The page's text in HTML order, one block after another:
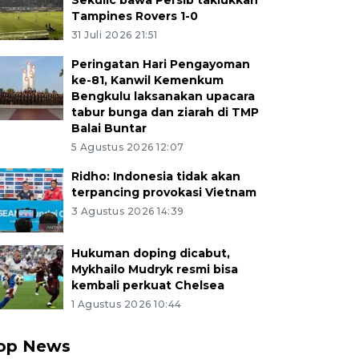
Tampines Rovers 1-0
31 Juli 2026 21:51
Peringatan Hari Pengayoman
ke-81, Kanwil Kemenkum
Bengkulu laksanakan upacara
tabur bunga dan ziarah di TMP
Balai Buntar
5 Agustus 2026 12:07
Ridho: Indonesia tidak akan
terpancing provokasi Vietnam
3 Agustus 2026 14:39
Hukuman doping dicabut,
Mykhailo Mudryk resmi bisa
kembali perkuat Chelsea
1 Agustus 2026 10:44
News